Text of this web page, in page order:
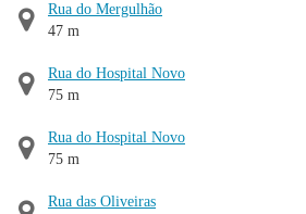
Rua do Mergulhão
47 m
Rua do Hospital Novo
75 m
Rua do Hospital Novo
75 m
Rua das Oliveiras